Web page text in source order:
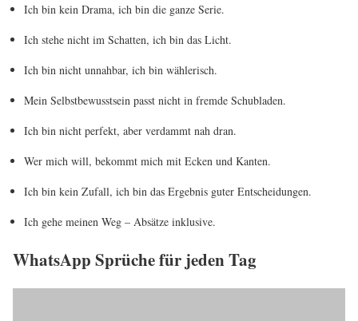
Ich bin kein Drama, ich bin die ganze Serie.
Ich stehe nicht im Schatten, ich bin das Licht.
Ich bin nicht unnahbar, ich bin wählerisch.
Mein Selbstbewusstsein passt nicht in fremde Schubladen.
Ich bin nicht perfekt, aber verdammt nah dran.
Wer mich will, bekommt mich mit Ecken und Kanten.
Ich bin kein Zufall, ich bin das Ergebnis guter Entscheidungen.
Ich gehe meinen Weg – Absätze inklusive.
WhatsApp Sprüche für jeden Tag